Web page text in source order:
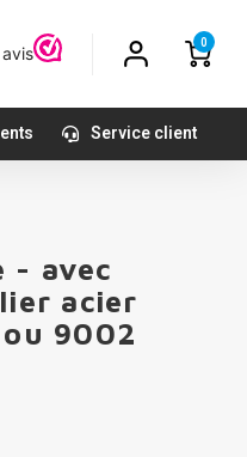
0
Service client
- avec
acier
9002